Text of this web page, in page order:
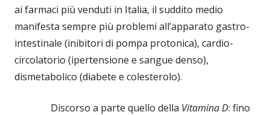
ai farmaci più venduti in Italia, il suddito medio
manifesta sempre più problemi all’apparato gastro-
intestinale (inibitori di pompa protonica), cardio-
circolatorio (ipertensione e sangue denso),
dismetabolico (diabete e colesterolo).
Discorso a parte quello della Vitamina D: fino